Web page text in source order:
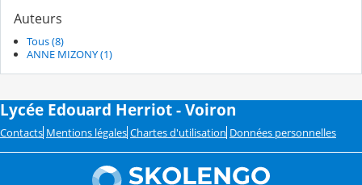
Auteurs
Tous (8)
ANNE MIZONY (1)
Lycée Edouard Herriot - Voiron
Contacts Mentions légales Chartes d'utilisation Données personnelles